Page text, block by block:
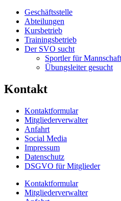
Geschäftsstelle
Abteilungen
Kursbetrieb
Trainingsbetrieb
Der SVO sucht
Sportler für
Übungsleiter gesucht
Kontakt
Kontaktformular
Mitgliederverwalter
Anfahrt
Social Media
Impressum
Datenschutz
DSGVO für Mitglieder
Kontaktformular
Mitgliederverwalter